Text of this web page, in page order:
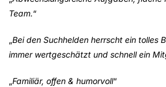
Team.“
„Bei den Suchhelden herrscht ein tolles
immer wertgeschätzt und schnell ein
„Familiär, offen & humorvoll“